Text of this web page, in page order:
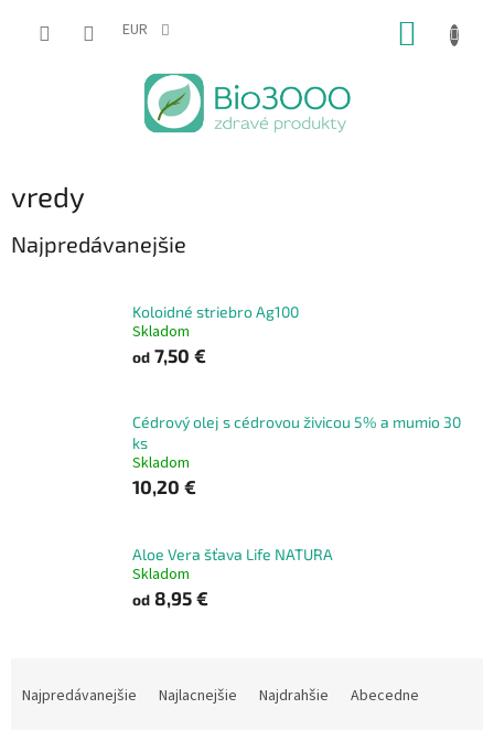
EUR
vredy
Najpredávanejšie
Koloidné striebro Ag100
Skladom
od 7,50 €
Cédrový olej s cédrovou živicou 5% a mumio 30
ks
Skladom
10,20 €
Aloe Vera šťava Life NATURA
Skladom
od 8,95 €
Najpredávanejšie Najlacnejšie Najdrahšie Abecedne